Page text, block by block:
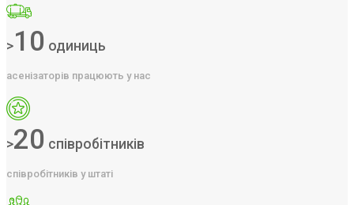
>10 одиниць
асенізаторів працюють у нас
>20 співробітників
співробітників у штаті